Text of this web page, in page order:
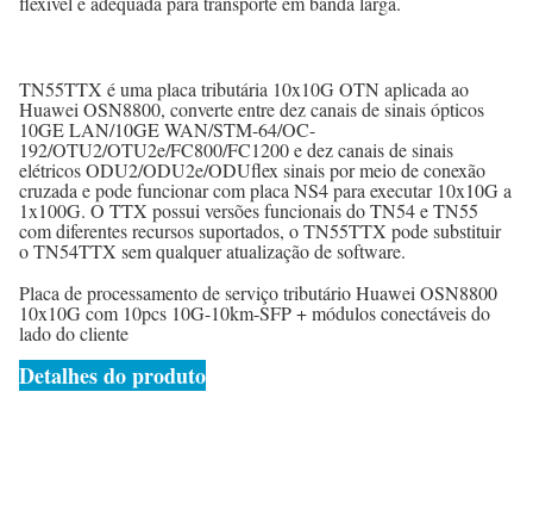
TN55TTX é uma placa tributária 10x10G OTN aplicada ao
Huawei OSN8800, converte entre dez canais de sinais ópticos
10GE LAN/10GE WAN/STM-64/OC-
192/OTU2/OTU2e/FC800/FC1200 e dez canais de sinais
elétricos ODU2/ODU2e/ODUflex sinais por meio de conexão
cruzada e pode funcionar com placa NS4 para executar 10x10G a
1x100G. O TTX possui versões funcionais do TN54 e TN55
com diferentes recursos suportados, o TN55TTX pode substituir
o TN54TTX sem qualquer atualização de software.
Placa de processamento de serviço tributário Huawei OSN8800
10x10G com 10pcs 10G-10km-SFP + módulos conectáveis ​​do
lado do cliente
Detalhes do produto